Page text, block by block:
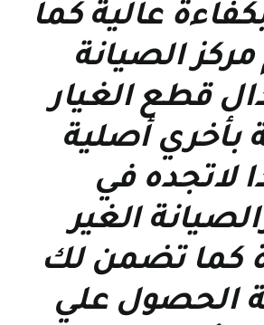
عالية كما
الصيانة
قطع الغيار
بأخري أصلية
لاتجده في
الغير
كما تضمن لك
الحصول علي